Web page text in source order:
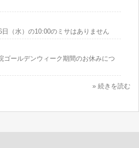
（水）の10:00のミサはありません
ゴールデンウィーク期間のお休みにつ
» 続きを読む